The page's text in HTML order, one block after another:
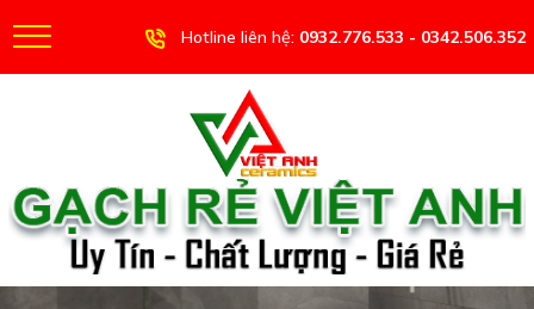
Hotline liên hệ: 0932.776.533 - 0342.506.352